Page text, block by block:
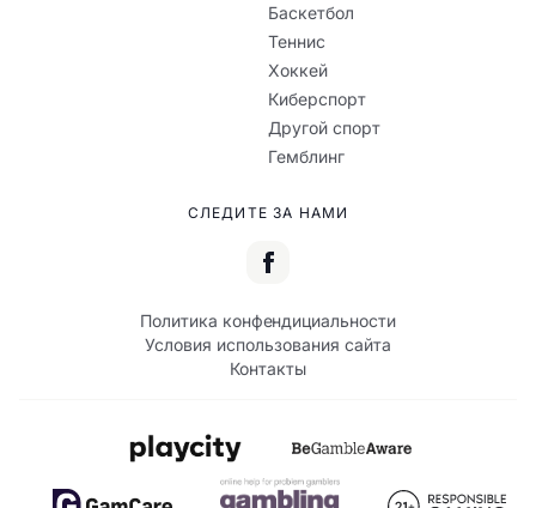
Баскетбол
Теннис
Хоккей
Киберспорт
Другой спорт
Гемблинг
СЛЕДИТЕ ЗА НАМИ
Политика конфендициальности
Условия использования сайта
Контакты